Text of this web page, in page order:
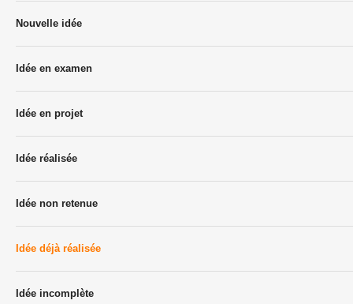
Nouvelle idée
Idée en examen
Idée en projet
Idée réalisée
Idée non retenue
Idée déjà réalisée
Idée incomplète